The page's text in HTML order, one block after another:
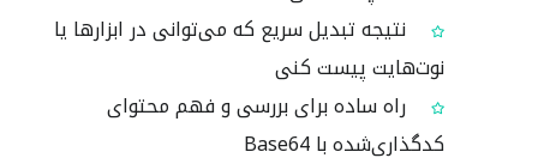
نتیجه تبدیل سریع که می‌توانی در ابزارها یا
نوت‌هایت پیست کنی
راه ساده برای بررسی و فهم محتوای
کدگذاری‌شده با Base64